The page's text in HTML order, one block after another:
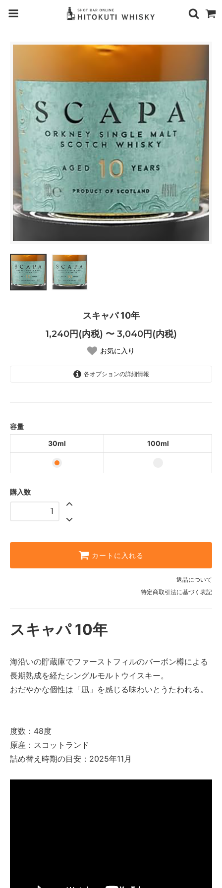
スキャパ 10年
1,240円(内税) 〜 3,040円(内税)
お気に入り
各オプションの詳細情報
容量
30ml
100ml
購入数
カートに入れる
返品について
特定商取引法に基づく表記
スキャパ 10年
海沿いの貯蔵庫でファーストフィルのバーボン樽による
長期熟成を経たシングルモルトウイスキー。
おだやかな個性は「凪」を感じる味わいとうたわれる。
度数：48度
原産：スコットランド
詰め替え時期の目安：2025年11月